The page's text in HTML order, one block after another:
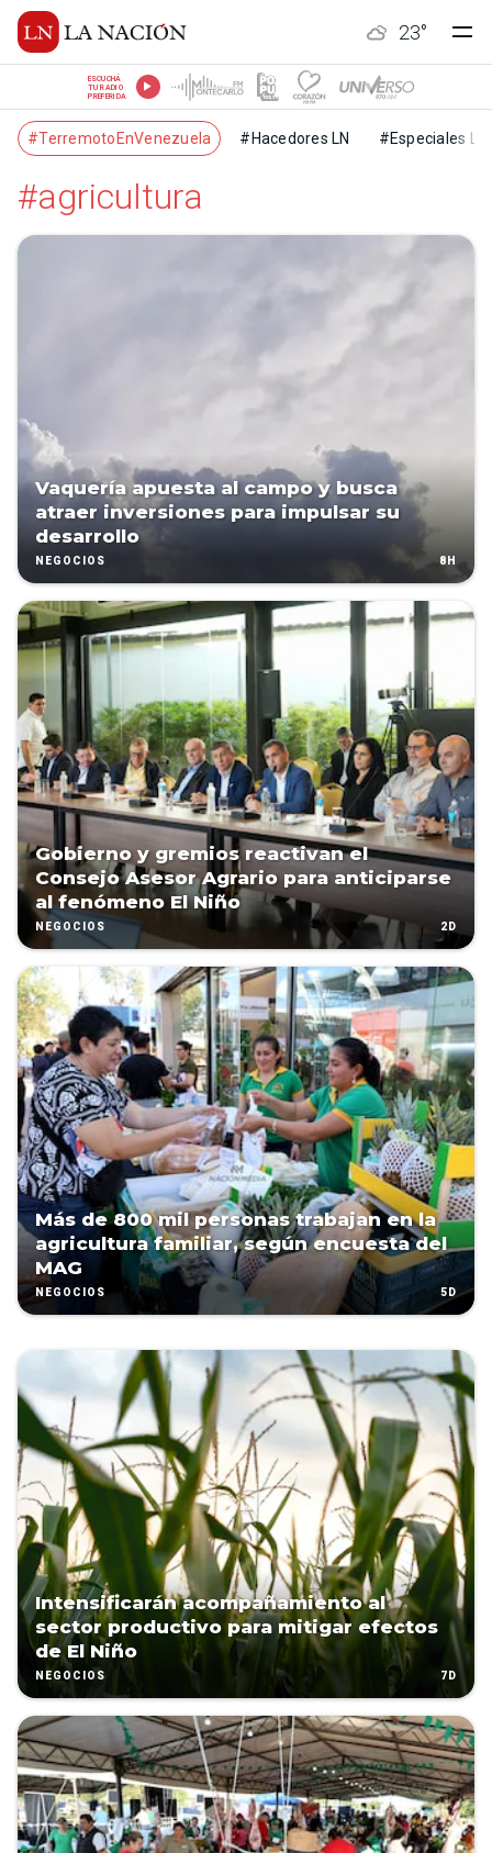
23°
ESCUCHÁ
TU RADIO
PREFERIDA
#TerremotoEnVenezuela #Hacedores LN #Especiales LN
#agricultura
Vaquería apuesta al campo y busca
atraer inversiones para impulsar su
desarrollo
NEGOCIOS 8H
Gobierno y gremios reactivan el
Consejo Asesor Agrario para anticiparse
al fenómeno El Niño
NEGOCIOS 2D
Más de 800 mil personas trabajan en la
agricultura familiar, según encuesta del
MAG
NEGOCIOS 5D
Intensificarán acompañamiento al
sector productivo para mitigar efectos
de El Niño
NEGOCIOS 7D